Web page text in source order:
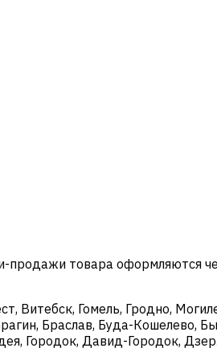
продажи товара оформляются
Гомель, Гродно,
Браслав, Буда-Кошелево,
Городок, Давид-Городок,